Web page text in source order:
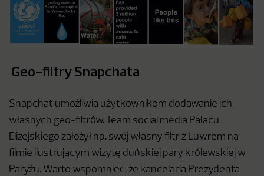
Geo-filtry Snapchata
Snapchat umożliwia użytkownikom dodawanie ich
własnych geo-filtrów. Team social media Pałacu
Elizejskiego założył np. swój własny filtr z Luwrem na
filmie ilustrującym wizytę duńskiej pary królewskiej w
Paryżu. Warto wspomnieć, że kancelaria Prezydenta